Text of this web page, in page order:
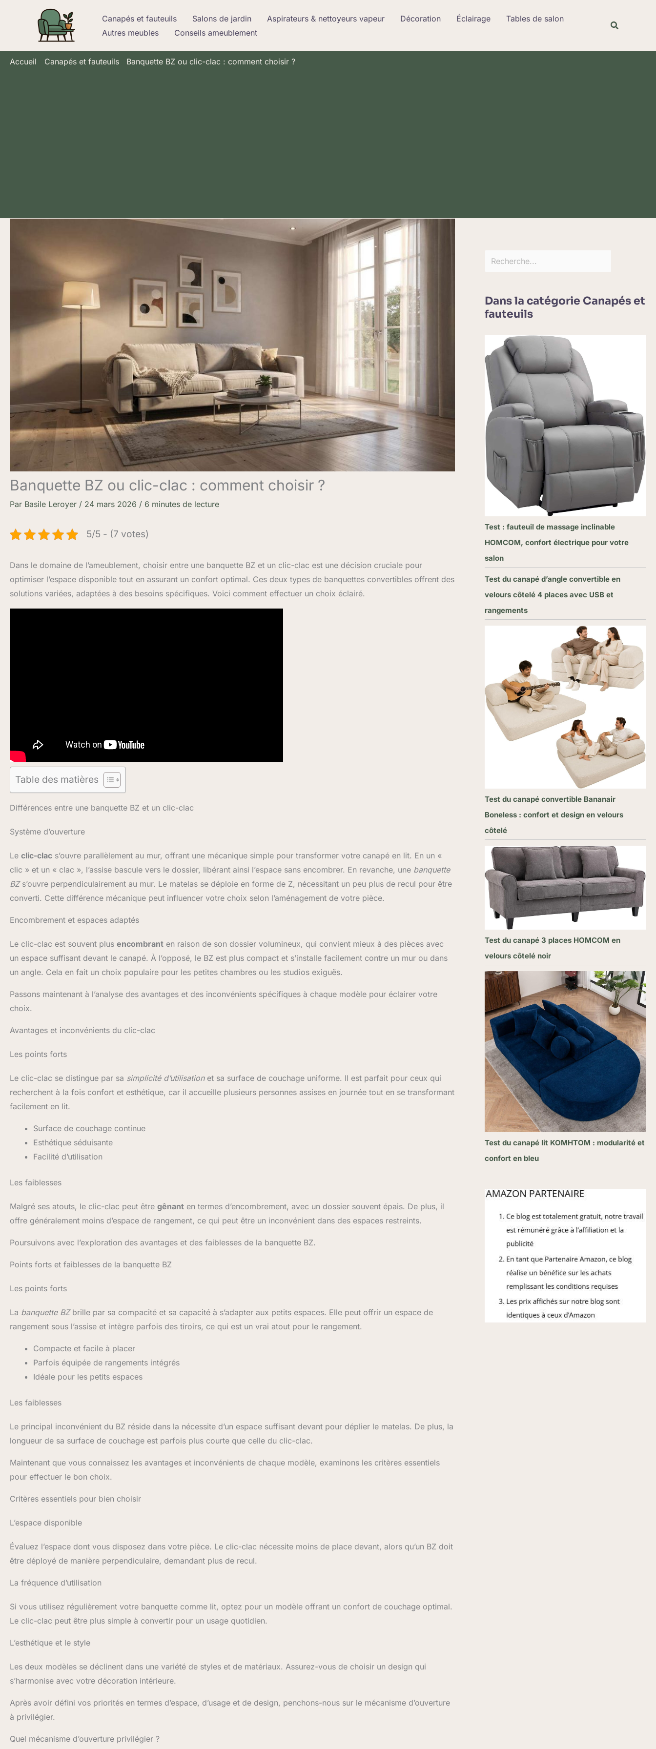
Canapés et fauteuils Salons de jardin Aspirateurs & nettoyeurs vapeur Décoration Éclairage
Tables de salon
Autres meubles
Conseils ameublement
Accueil Canapés et fauteuils Banquette BZ ou clic-clac : comment choisir ?
Banquette BZ ou clic-clac : comment choisir ?
Par Basile Leroyer / 24 mars 2026 / 6 minutes de lecture
5/5 - (7 votes)
Dans le domaine de l’ameublement, choisir entre une banquette BZ et un clic-clac est une décision cruciale pour
optimiser l’espace disponible tout en assurant un confort optimal. Ces deux types de banquettes convertibles offrent des
solutions variées, adaptées à des besoins spécifiques. Voici comment effectuer un choix éclairé.
Table des matières
Différences entre une banquette BZ et un clic-clac
Système d’ouverture
Le clic-clac s’ouvre parallèlement au mur, offrant une mécanique simple pour transformer votre canapé en lit. En un «
clic » et un « clac », l’assise bascule vers le dossier, libérant ainsi l’espace sans encombrer. En revanche, une banquette
BZs’ouvre perpendiculairement au mur. Le matelas se déploie en forme de Z, nécessitant un peu plus de recul pour être
converti. Cette différence mécanique peut influencer votre choix selon l’aménagement de votre pièce.
Encombrement et espaces adaptés
Le clic-clac est souvent plus encombrant en raison de son dossier volumineux, qui convient mieux à des pièces avec
un espace suffisant devant le canapé. À l’opposé, le BZ est plus compact et s’installe facilement contre un mur ou dans
un angle. Cela en fait un choix populaire pour les petites chambres ou les studios exiguës.
Passons maintenant à l’analyse des avantages et des inconvénients spécifiques à chaque modèle pour éclairer votre
choix.
Avantages et inconvénients du clic-clac
Les points forts
Le clic-clac se distingue par sa simplicité d’utilisationet sa surface de couchage uniforme. Il est parfait pour ceux qui
recherchent à la fois confort et esthétique, car il accueille plusieurs personnes assises en journée tout en se transformant
facilement en lit.
Surface de couchage continue
Esthétique séduisante
Facilité d’utilisation
Les faiblesses
Malgré ses atouts, le clic-clac peut être gênant en termes d’encombrement, avec un dossier souvent épais. De plus, il
offre généralement moins d’espace de rangement, ce qui peut être un inconvénient dans des espaces restreints.
Poursuivons avec l’exploration des avantages et des faiblesses de la banquette BZ.
Points forts et faiblesses de la banquette BZ
Les points forts
La banquette BZbrille par sa compacité et sa capacité à s’adapter aux petits espaces. Elle peut offrir un espace de
rangement sous l’assise et intègre parfois des tiroirs, ce qui est un vrai atout pour le rangement.
Compacte et facile à placer
Parfois équipée de rangements intégrés
Idéale pour les petits espaces
Les faiblesses
Le principal inconvénient du BZ réside dans la nécessite d’un espace suffisant devant pour déplier le matelas. De plus, la
longueur de sa surface de couchage est parfois plus courte que celle du clic-clac.
Maintenant que vous connaissez les avantages et inconvénients de chaque modèle, examinons les critères essentiels
pour effectuer le bon choix.
Critères essentiels pour bien choisir
L’espace disponible
Évaluez l’espace dont vous disposez dans votre pièce. Le clic-clac nécessite moins de place devant, alors qu’un BZ doit
être déployé de manière perpendiculaire, demandant plus de recul.
La fréquence d’utilisation
Si vous utilisez régulièrement votre banquette comme lit, optez pour un modèle offrant un confort de couchage optimal.
Le clic-clac peut être plus simple à convertir pour un usage quotidien.
L’esthétique et le style
Les deux modèles se déclinent dans une variété de styles et de matériaux. Assurez-vous de choisir un design qui
s’harmonise avec votre décoration intérieure.
Après avoir défini vos priorités en termes d’espace, d’usage et de design, penchons-nous sur le mécanisme d’ouverture
à privilégier.
Quel mécanisme d’ouverture privilégier ?
Dans la catégorie Canapés et
fauteuils
Test : fauteuil de massage inclinable
HOMCOM, confort électrique pour votre
salon
Test du canapé d’angle convertible en
velours côtelé 4 places avec USB et
rangements
Test du canapé convertible Bananair
Boneless : confort et design en velours
côtelé
Test du canapé 3 places HOMCOM en
velours côtelé noir
Test du canapé lit KOMHTOM : modularité et
confort en bleu